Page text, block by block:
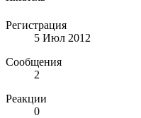
Регистрация
5 Июл 2012
Сообщения
2
Реакции
0